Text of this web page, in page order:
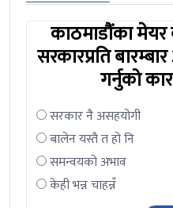
काठमाडौंका मेयर
सरकारप्रति
गर्नुको
सरकार नै असहयोगी
बालेन यस्तै त हो नि
समन्वयको अभाव
केही भन्न चाहन्नँ